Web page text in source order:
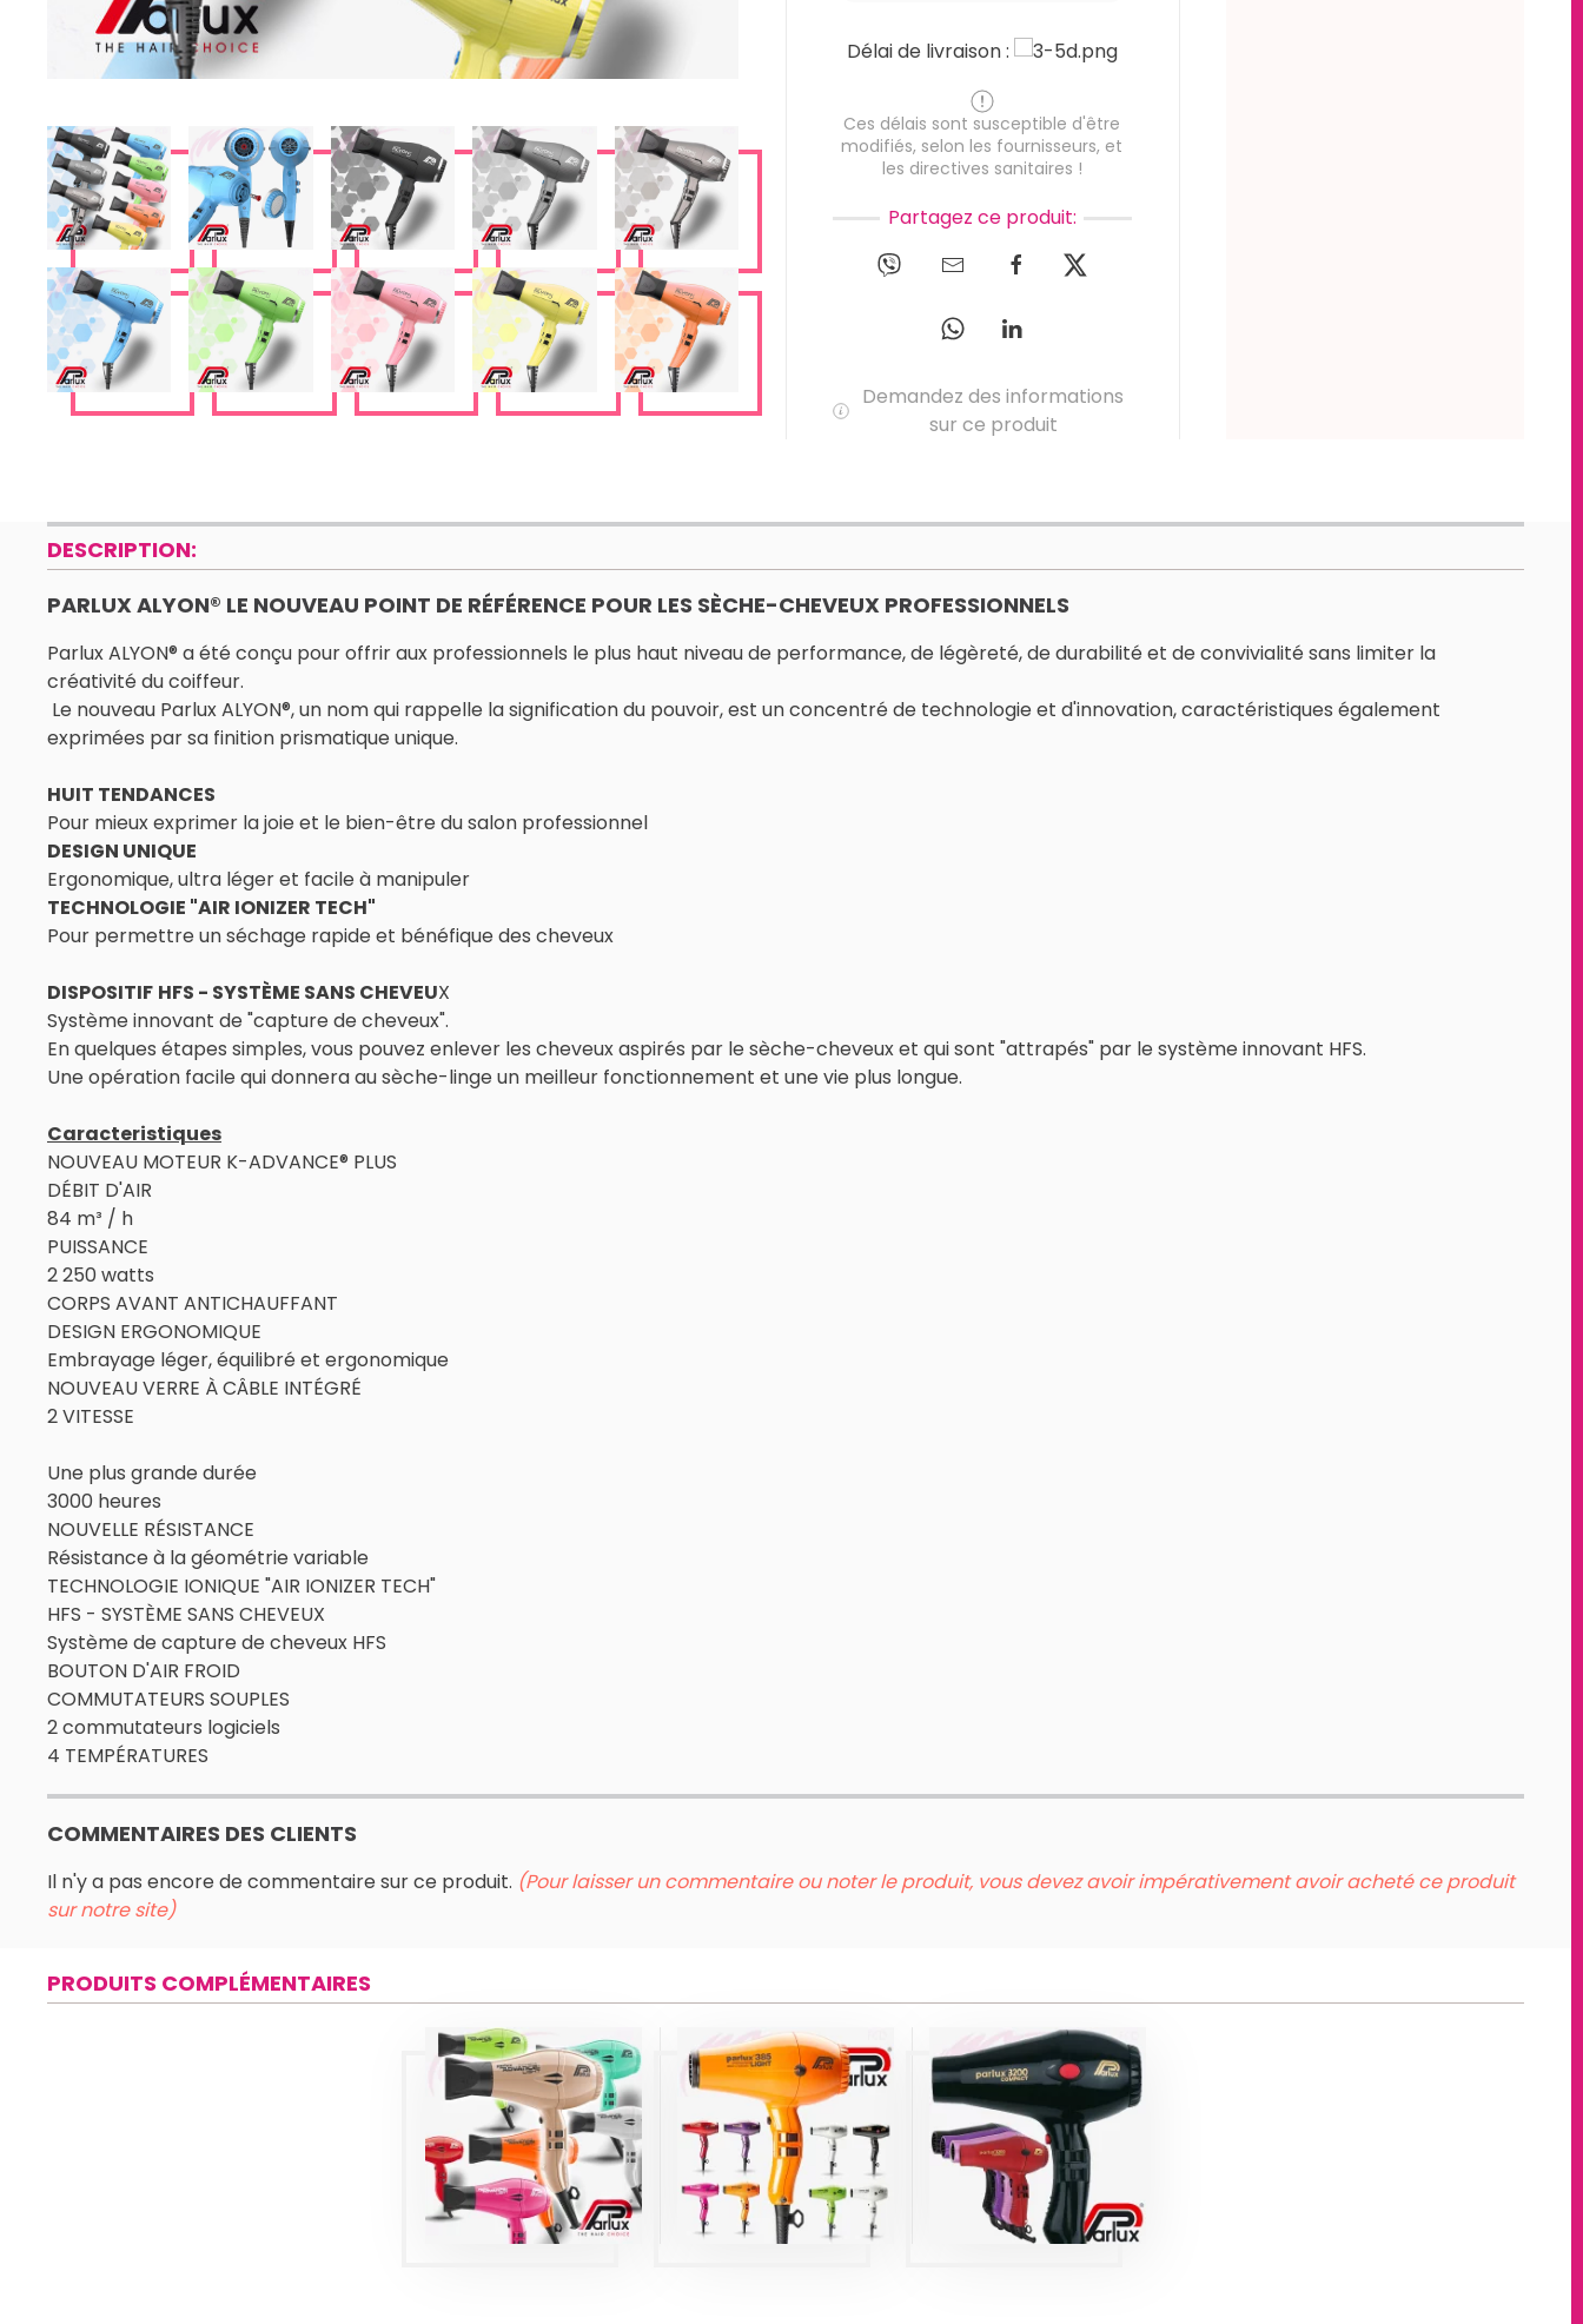
Délai de livraison :
Ces délais sont susceptible d'être
modifiés, selon les fournisseurs, et
les directives sanitaires !
Partagez ce produit:
Demandez des informations
sur ce produit
DESCRIPTION:
PARLUX ALYON® LE NOUVEAU POINT DE RÉFÉRENCE POUR LES SÈCHE-CHEVEUX PROFESSIONNELS
Parlux ALYON® a été conçu pour offrir aux professionnels le plus haut niveau de performance, de légèreté, de durabilité et de convivialité sans limiter la
créativité du coiffeur.
Le nouveau Parlux ALYON®, un nom qui rappelle la signification du pouvoir, est un concentré de technologie et d'innovation, caractéristiques également
exprimées par sa finition prismatique unique.
HUIT TENDANCES
Pour mieux exprimer la joie et le bien-être du salon professionnel
DESIGN UNIQUE
Ergonomique, ultra léger et facile à manipuler
TECHNOLOGIE "AIR IONIZER TECH"
Pour permettre un séchage rapide et bénéfique des cheveux
DISPOSITIF HFS - SYSTÈME SANS CHEVEUX
Système innovant de "capture de cheveux".
En quelques étapes simples, vous pouvez enlever les cheveux aspirés par le sèche-cheveux et qui sont "attrapés" par le système innovant HFS.
Une opération facile qui donnera au sèche-linge un meilleur fonctionnement et une vie plus longue.
Caracteristiques
NOUVEAU MOTEUR K-ADVANCE® PLUS
DÉBIT D'AIR
84 m³ / h
PUISSANCE
2 250 watts
CORPS AVANT ANTICHAUFFANT
DESIGN ERGONOMIQUE
Embrayage léger, équilibré et ergonomique
NOUVEAU VERRE À CÂBLE INTÉGRÉ
2 VITESSE
Une plus grande durée
3000 heures
NOUVELLE RÉSISTANCE
Résistance à la géométrie variable
TECHNOLOGIE IONIQUE "AIR IONIZER TECH"
HFS - SYSTÈME SANS CHEVEUX
Système de capture de cheveux HFS
BOUTON D'AIR FROID
COMMUTATEURS SOUPLES
2 commutateurs logiciels
4 TEMPÉRATURES
COMMENTAIRES DES CLIENTS
Il n'y a pas encore de commentaire sur ce produit. (Pour laisser un commentaire ou noter le produit, vous devez avoir impérativement avoir acheté ce produit
sur notre site)
PRODUITS COMPLÉMENTAIRES
SÈCHE-
CHEVEUX
PROFESSIONNEL
PARLUX
ADVANCE
Produits
SÈCHE-
CHEVEUX
PARLUX 385
Produits
SÈCHE-
CHEVEUX
PARLUX 3200
Produits